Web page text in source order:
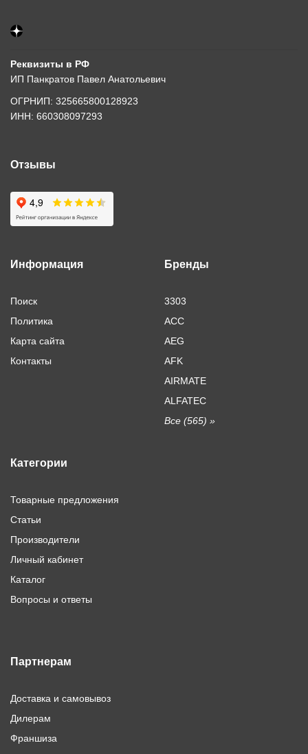
Реквизиты в РФ
ИП Панкратов Павел Анатольевич
ОГРНИП: 325665800128923
ИНН: 660308097293
Отзывы
Информация
Поиск
Политика
Карта сайта
Контакты
Бренды
3303
ACC
AEG
AFK
AIRMATE
ALFATEC
Все (565) »
Категории
Товарные предложения
Статьи
Производители
Личный кабинет
Каталог
Вопросы и ответы
Партнерам
Доставка и самовывоз
Дилерам
Франшиза